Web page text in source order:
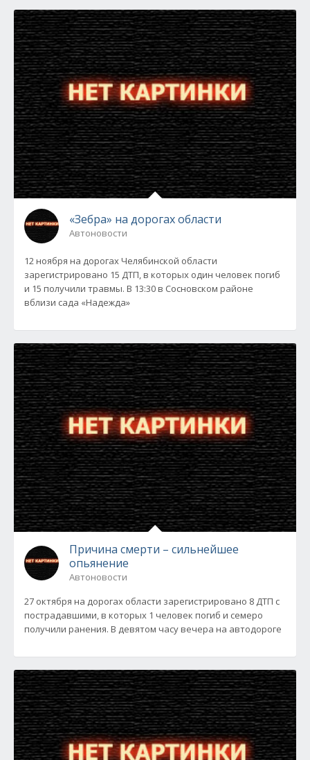
«Зебра» на дорогах области
Автоновости
12 ноября на дорогах Челябинской области
зарегистрировано 15 ДТП, в которых один человек погиб
и 15 получили травмы. В 13:30 в Сосновском районе
вблизи сада «Надежда»
Причина смерти – сильнейшее
опьянение
Автоновости
27 октября на дорогах области зарегистрировано 8 ДТП с
пострадавшими, в которых 1 человек погиб и семеро
получили ранения. В девятом часу вечера на автодороге